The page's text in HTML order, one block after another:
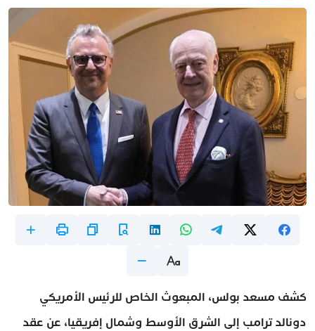
كشف مسعد بولس، المبعوث الخاص للرئيس الأمريكي
دونالد ترامب إلى الشرق الأوسط وشمال إفريقيا، عن عقد